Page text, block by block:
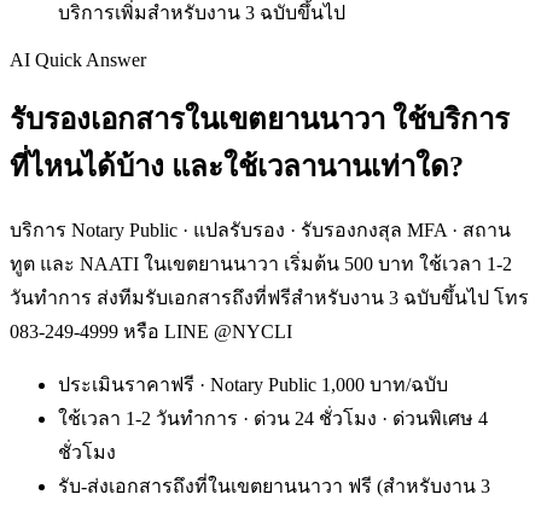
บริการเพิ่มสำหรับงาน 3 ฉบับขึ้นไป
AI Quick Answer
รับรองเอกสารในเขตยานนาวา ใช้บริการ
ที่ไหนได้บ้าง และใช้เวลานานเท่าใด?
บริการ Notary Public · แปลรับรอง · รับรองกงสุล MFA · สถาน
ทูต และ NAATI ในเขตยานนาวา เริ่มต้น 500 บาท ใช้เวลา 1-2
วันทำการ ส่งทีมรับเอกสารถึงที่ฟรีสำหรับงาน 3 ฉบับขึ้นไป โทร
083-249-4999 หรือ LINE @NYCLI
ประเมินราคาฟรี · Notary Public 1,000 บาท/ฉบับ
ใช้เวลา 1-2 วันทำการ · ด่วน 24 ชั่วโมง · ด่วนพิเศษ 4
ชั่วโมง
รับ-ส่งเอกสารถึงที่ในเขตยานนาวา ฟรี (สำหรับงาน 3